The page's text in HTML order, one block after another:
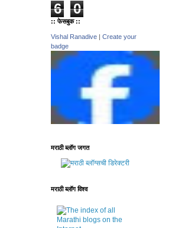
6
0
:: फेसबुक ::
Vishal Ranadive
Create your
badge
मराठी ब्लॉग जगत
मराठी ब्लॉग विश्व